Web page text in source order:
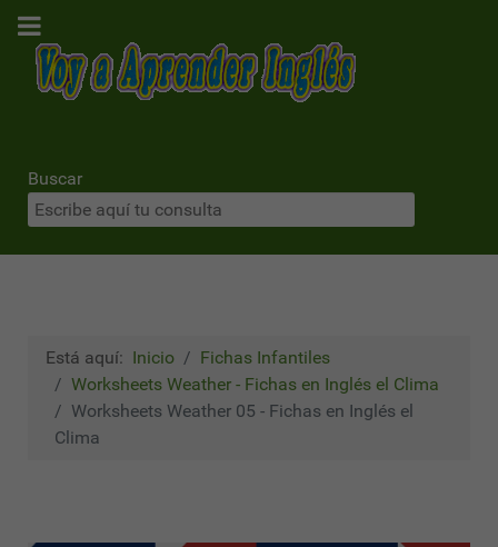
Buscar
Está aquí: Inicio
Fichas Infantiles
Worksheets Weather - Fichas en Inglés el Clima
Worksheets Weather 05 - Fichas en Inglés el
Clima